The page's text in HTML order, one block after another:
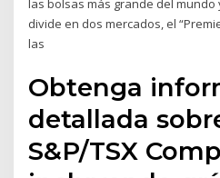
las bolsas más grande del mundo
divide en dos mercados, el
las
Obtenga
detallada
S&P/TSX